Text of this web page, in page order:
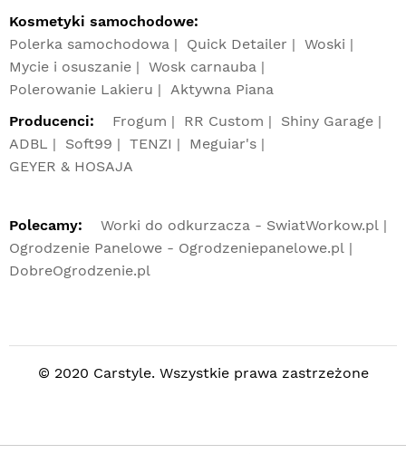
Kosmetyki samochodowe:
Polerka samochodowa
Quick Detailer
Woski
Mycie i osuszanie
Wosk carnauba
Polerowanie Lakieru
Aktywna Piana
Producenci:
Frogum RR Custom
Shiny Garage
ADBL
Soft99 TENZI
Meguiar's
GEYER & HOSAJA
Polecamy:
Worki do odkurzacza - SwiatWorkow.pl
Ogrodzenie Panelowe - Ogrodzeniepanelowe.pl
DobreOgrodzenie.pl
© 2020 Carstyle. Wszystkie prawa zastrzeżone